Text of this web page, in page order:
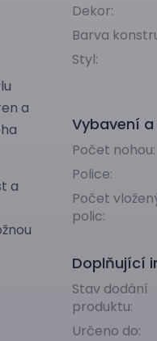
a
a
Dekor:
Barva
Styl:
Vybavení
Počet nohou:
Police:
Počet
polic:
Doplňující
Stav dodání
produktu:
Určeno do: